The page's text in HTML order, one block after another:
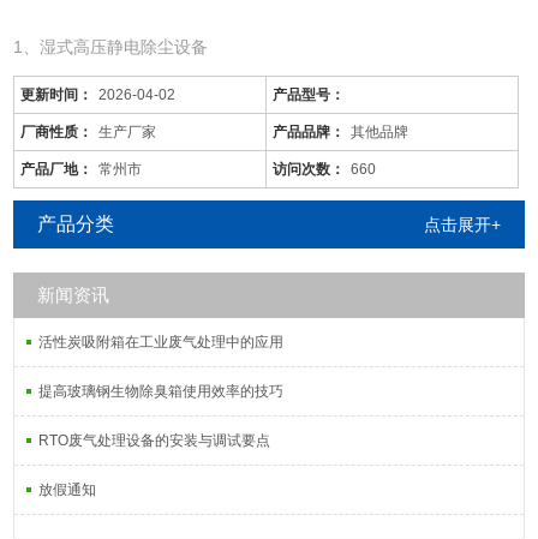
1、湿式高压静电除尘设备
黄石/vocs废气处理设备/全自动
是针对废气及粉尘的一款环保设备。它是利用电力将气体中的粉尘离
子分离出来的除尘设备。有性能稳定、除尘效果好等特点，需要经过
荷电、收集、清灰三个阶段，直流高压电使阴极线附近的空间气体电
离，粉尘等颗粒和点后在电场力作用下移动并沉积在集尘阳极
更新时间： 2026-04-02 产品型号：
厂商性质： 生产厂家 产品品牌： 其他品牌
产品厂地： 常州市 访问次数： 660
产品分类 点击展开+
新闻资讯
活性炭吸附箱在工业废气处理中的应用
提高玻璃钢生物除臭箱使用效率的技巧
RTO废气处理设备的安装与调试要点
放假通知